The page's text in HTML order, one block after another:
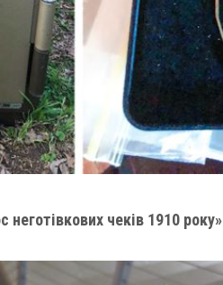
чеків 1910 року»